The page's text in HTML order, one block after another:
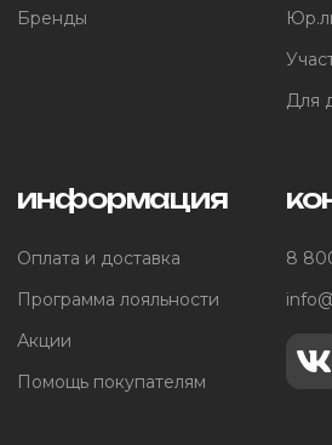
Бренды
Для
информация
Оплата и доставка
Программа лояльности
Акции
Помощь покупателям
8